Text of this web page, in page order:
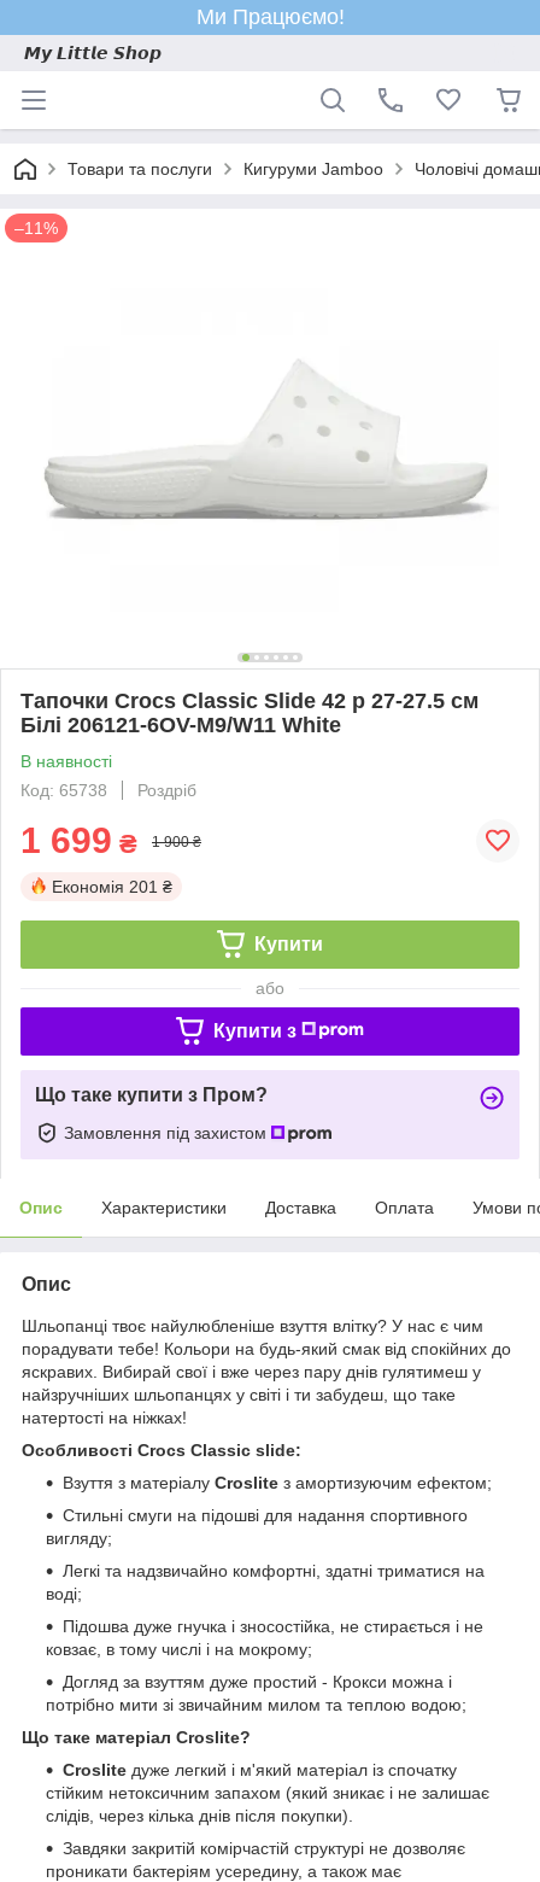
Ми Працюємо!
𝙈𝙮 𝙇𝙞𝙩𝙩𝙡𝙚 𝙎𝙝𝙤𝙥
Товари та послуги Кигуруми Jamboo Чоловічі
–11%
Тапочки Crocs Classic Slide 42 р 27-27.5 см
Білі 206121-6OV-M9/W11 White
В наявності
Код: 65738
Роздріб
1 699 ₴ 1 900 ₴
Економія 201 ₴
Купити
або
Купити з
Що таке купити з Пром?
Замовлення під захистом
Опис Характеристики Доставка Оплата Умови
Опис
Шльопанці твоє найулюбленіше взуття влітку? У нас є чим
порадувати тебе! Кольори на будь-який смак від спокійних до
яскравих. Вибирай свої і вже через пару днів гулятимеш у
найзручніших шльопанцях у світі і ти забудеш, що таке
натертості на ніжках!
Особливості Crocs Classic slide:
Взуття з матеріалу Croslite з амортизуючим ефектом;
Стильні смуги на підошві для надання спортивного
вигляду;
Легкі та надзвичайно комфортні, здатні триматися на
воді;
Підошва дуже гнучка і зносостійка, не стирається і не
ковзає, в тому числі і на мокрому;
Догляд за взуттям дуже простий - Крокси можна і
потрібно мити зі звичайним милом та теплою водою;
Що таке матеріал Croslite?
Croslite дуже легкий і м'який матеріал із спочатку
стійким нетоксичним запахом (який зникає і не залишає
слідів, через кілька днів після покупки).
Завдяки закритій комірчастій структурі не дозволяє
проникати бактеріям усередину, а також має